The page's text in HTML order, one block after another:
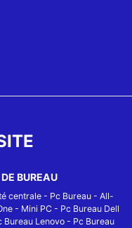
BUREAU
centrale- Pc Bureau - All-
- Mini PC - Pc Bureau Dell
Bureau Lenovo- Pc Bureau